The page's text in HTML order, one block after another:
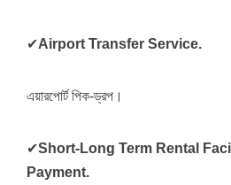
✔Airport Transfer Service.
এয়ারপোর্ট পিক-ড্রপ।
✔Short-Long Term Rental
Payment.